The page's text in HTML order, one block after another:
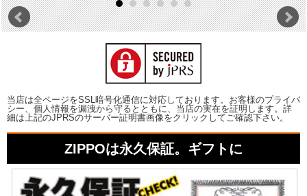
当店は全ページをSSL暗号化通信に対応しております。お客様のプライバ
シー、個人情報を漏洩から守るとともに、当店の実在を証明します。詳
細は上記のJPRSのサーバー証明書画像をクリックしてご確認下さい。
ZIPPOは永久保証。ギフトに